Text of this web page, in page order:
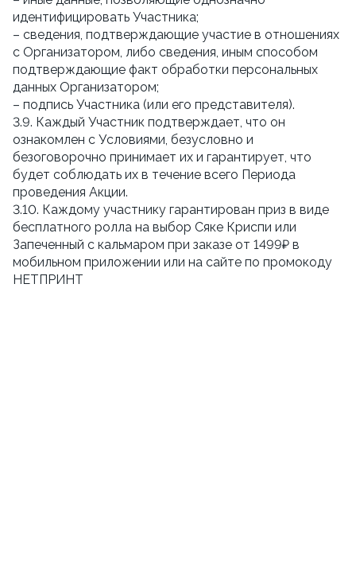
идентифицировать Участника;
– сведения, подтверждающие участие в отношениях
с Организатором, либо сведения, иным способом
подтверждающие факт обработки персональных
данных Организатором;
– подпись Участника (или его представителя).
3.9. Каждый Участник подтверждает, что он
ознакомлен с Условиями, безусловно и
безоговорочно принимает их и гарантирует, что
будет соблюдать их в течение всего Периода
проведения Акции.
3.10. Каждому участнику гарантирован приз в виде
бесплатного ролла на выбор Сяке Криспи или
Запеченный с кальмаром при заказе от 1499₽ в
мобильном приложении или на сайте по промокоду
НЕТПРИНТ